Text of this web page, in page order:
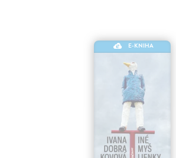
E-KNIHA